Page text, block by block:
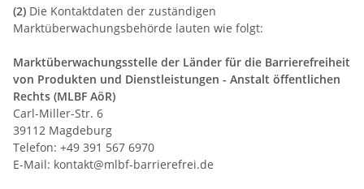
(2) Die Kontaktdaten der zuständigen
Marktüberwachungsbehörde lauten wie folgt:
Marktüberwachungsstelle der Länder für die Barrierefreiheit
von Produkten und Dienstleistungen - Anstalt öffentlichen
Rechts (MLBF AöR)
Carl-Miller-Str. 6
39112 Magdeburg
Telefon: +49 391 567 6970
E-Mail: kontakt@mlbf-barrierefrei.de